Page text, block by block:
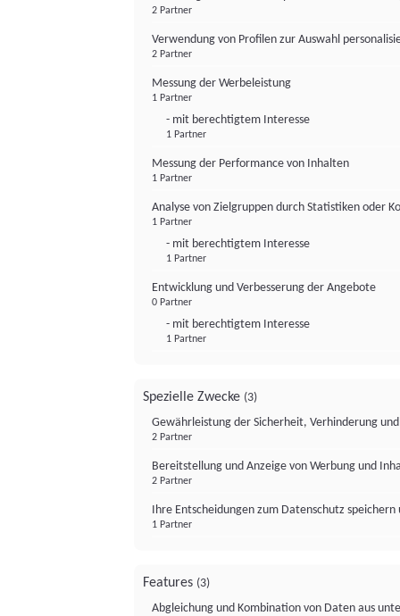
2 Partner
Verwendung von Profilen zur Auswahl
2 Partner
Messung der Werbeleistung
1 Partner
- mit berechtigtem Interesse
1 Partner
Messung der Performance von Inhalten
1 Partner
Analyse von Zielgruppen durch Statistiken oder
1 Partner
- mit berechtigtem Interesse
1 Partner
Entwicklung und Verbesserung der Angebote
0 Partner
- mit berechtigtem Interesse
1 Partner
Spezielle Zwecke (3)
Gewährleistung der Sicherheit, Verhinderung
2 Partner
Bereitstellung und Anzeige von Werbung und
2 Partner
Ihre Entscheidungen zum Datenschutz
1 Partner
Features (3)
Abgleichung und Kombination von Daten aus